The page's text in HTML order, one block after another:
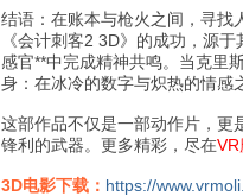
结语：在账本与枪火之间，寻找
《会计刺客2 3D》的成功，源
感官**中完成精神共鸣。当克里
身：在冰冷的数字与炽热的情感
这部作品不仅是一部动作片，更
锋利的武器。更多精彩，尽在VR
3D电影下载： https://